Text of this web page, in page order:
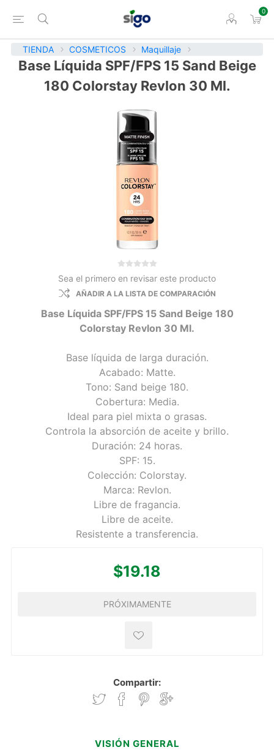
0
TIENDA COSMETICOS Maquillaje
Base Líquida SPF/FPS 15 Sand Beige
180 Colorstay Revlon 30 Ml.
Sea el primero en revisar este producto
AÑADIR A LA LISTA DE COMPARACIÓN
Base Líquida SPF/FPS 15 Sand Beige 180
Colorstay Revlon 30 Ml.
Base líquida de larga duración.
Acabado: Matte.
Tono: Sand beige 180.
Cobertura: Media.
Ideal para piel mixta o grasas.
Controla la absorción de aceite y brillo.
Duración: 24 horas.
SPF: 15.
Colección: Colorstay.
Marca: Revlon.
Libre de fragancia.
Libre de aceite.
Resistente a transferencia.
$19.18
PRÓXIMAMENTE
Compartir:
VISIÓN GENERAL